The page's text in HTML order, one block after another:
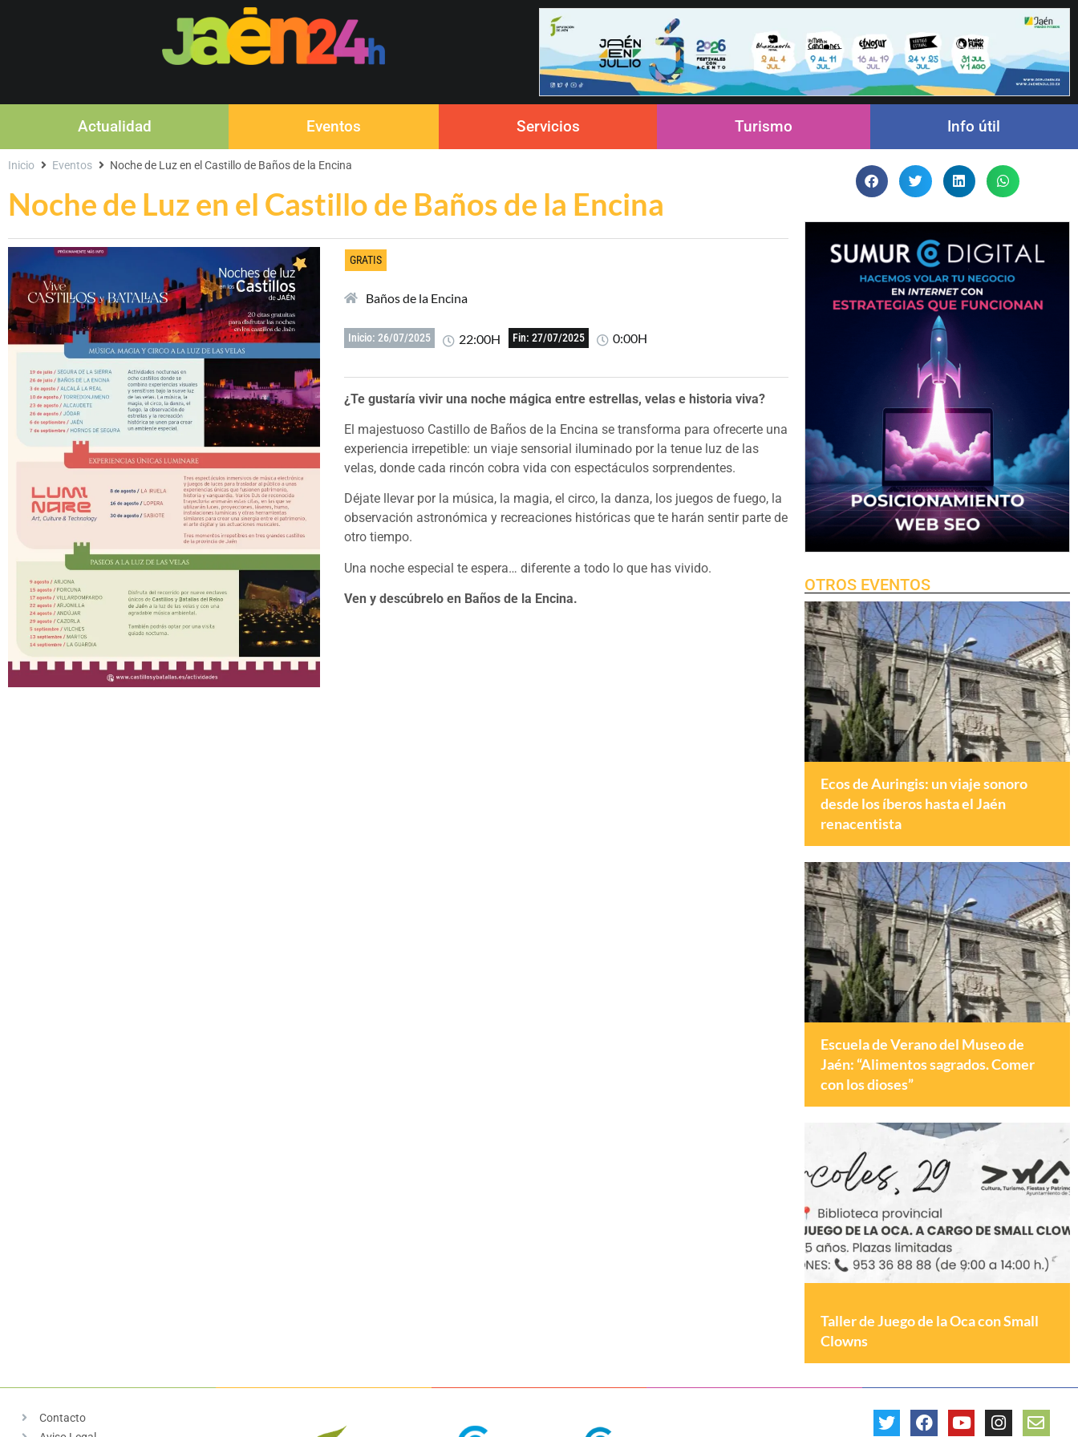
Actualidad Eventos Servicios Turismo Info útil
Noche de Luz en el Castillo de Baños de la Encina
Inicio Eventos Noche de Luz en el Castillo de Baños de la Encina
GRATIS
Baños de la Encina
Inicio: 26/07/2025 22:00H Fin: 27/07/2025 0:00H
¿Te gustaría vivir una noche mágica entre estrellas, velas e historia viva?
El majestuoso Castillo de Baños de la Encina se transforma para ofrecerte una
experiencia irrepetible: un viaje sensorial iluminado por la tenue luz de las
velas, donde cada rincón cobra vida con espectáculos sorprendentes.
Déjate llevar por la música, la magia, el circo, la danza, los juegos de fuego, la
observación astronómica y recreaciones históricas que te harán sentir parte de
otro tiempo.
Una noche especial te espera… diferente a todo lo que has vivido.
Ven y descúbrelo en Baños de la Encina.
OTROS EVENTOS
Ecos de Auringis: un viaje sonoro
desde los íberos hasta el Jaén
renacentista
Escuela de Verano del Museo de
Jaén: “Alimentos sagrados. Comer
con los dioses”
Taller de Juego de la Oca con Small
Clowns
Contacto